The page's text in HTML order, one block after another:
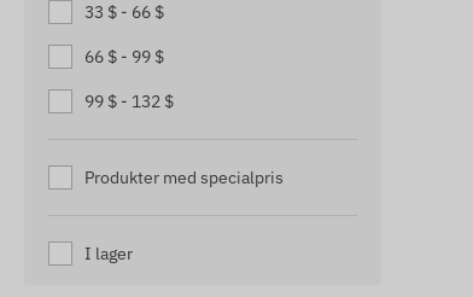
HUSVAGNAR
SPÅRNINGSENHETER FÖR
LASTBILAR
33 $ - 66 $
66 $ - 99 $
99 $ - 132 $
Produkter med specialpris
I lager